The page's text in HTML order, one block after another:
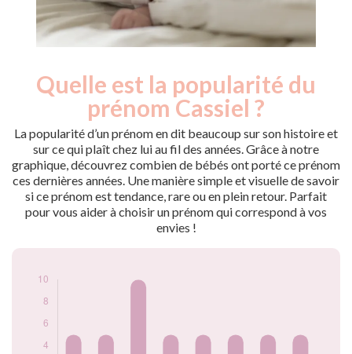
Quelle est la popularité du
prénom Cassiel ?
La popularité d’un prénom en dit beaucoup sur son histoire et
sur ce qui plaît chez lui au fil des années. Grâce à notre
graphique, découvrez combien de bébés ont porté ce prénom
ces dernières années. Une manière simple et visuelle de savoir
si ce prénom est tendance, rare ou en plein retour. Parfait
pour vous aider à choisir un prénom qui correspond à vos
envies !
prénom Cassiel par
Année
Nouveaux-
nés
2010
5
2011
10
2013
5
2015
5
2019
5
2021
5